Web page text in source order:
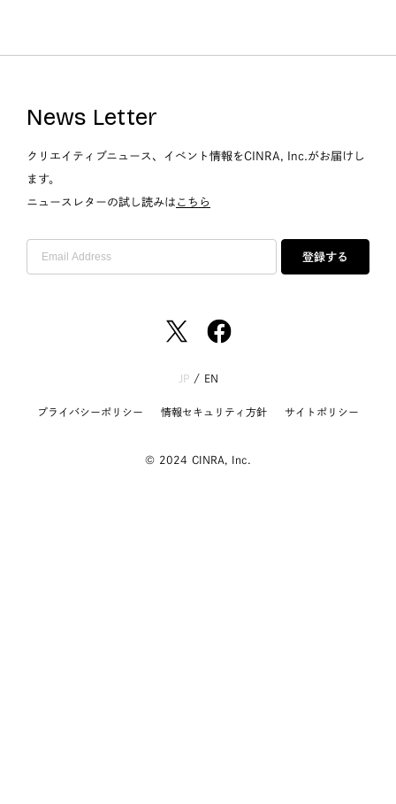
News Letter
クリエイティブニュース、イベント情報をCINRA, Inc.がお届けし
ます。
ニュースレターの試し読みは こちら
登録する
JP/ EN
プライバシーポリシー 情報セキュリティ方針 サイトポリシー
© 2024 CINRA, Inc.